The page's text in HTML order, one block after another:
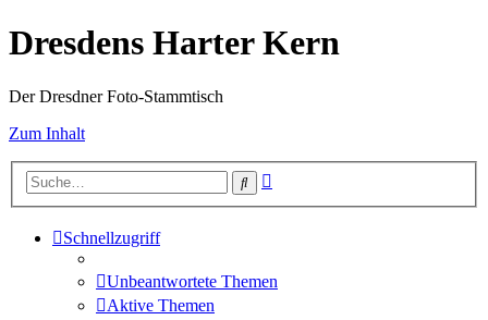
Dresdens Harter Kern
Der Dresdner Foto-Stammtisch
Zum Inhalt
Suche
Schnellzugriff
Unbeantwortete Themen
Aktive Themen